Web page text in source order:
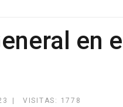
en
VISITAS: 1778